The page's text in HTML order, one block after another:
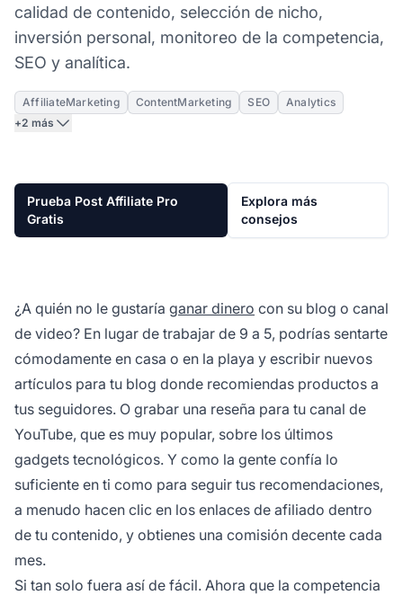
calidad de contenido, selección de nicho,
inversión personal, monitoreo de la competencia,
SEO y analítica.
AffiliateMarketing ContentMarketing SEO
Analytics
+2 más
Prueba Post Affiliate Pro
Gratis
Explora más
consejos
¿A quién no le gustaría ganar dinero con su blog o canal
de video? En lugar de trabajar de 9 a 5, podrías sentarte
cómodamente en casa o en la playa y escribir nuevos
artículos para tu blog donde recomiendas productos a
tus seguidores. O grabar una reseña para tu canal de
YouTube, que es muy popular, sobre los últimos
gadgets tecnológicos. Y como la gente confía lo
suficiente en ti como para seguir tus recomendaciones,
a menudo hacen clic en los enlaces de afiliado dentro
de tu contenido, y obtienes una comisión decente cada
mes.
Si tan solo fuera así de fácil. Ahora que la competencia